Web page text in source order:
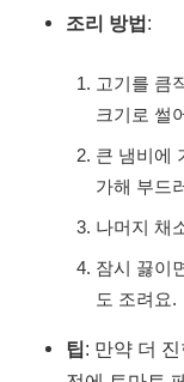
조리 방법:
고기를 큼
크기로 썰
큰 냄비에
가해 부드
나머지 채
잠시 끓이
도 조려요.
팁: 만약 더